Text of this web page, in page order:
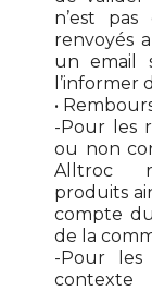
n’est
renvoyés
un email
•
-Pour les
ou non
Alltroc
produits
compte
de la
-Pour les